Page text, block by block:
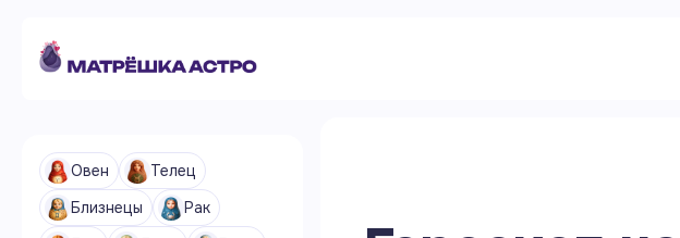
Овен
Телец
Близнецы
Рак